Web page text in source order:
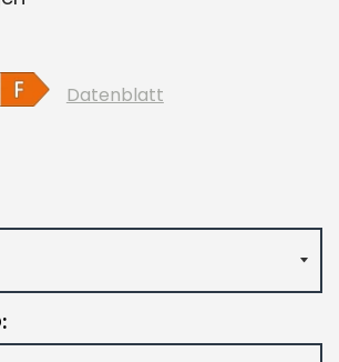
Datenblatt